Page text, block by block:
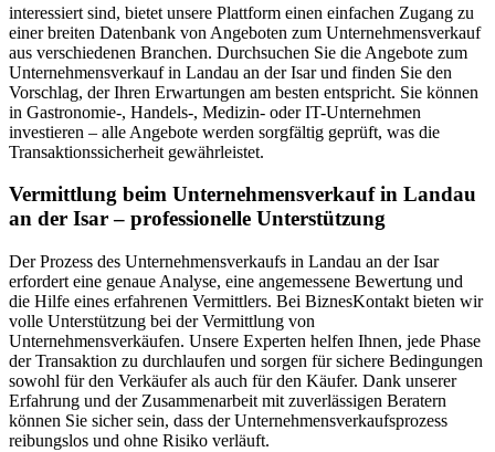
interessiert sind, bietet unsere Plattform einen einfachen Zugang zu
einer breiten Datenbank von Angeboten zum Unternehmensverkauf
aus verschiedenen Branchen. Durchsuchen Sie die Angebote zum
Unternehmensverkauf in Landau an der Isar und finden Sie den
Vorschlag, der Ihren Erwartungen am besten entspricht. Sie können
in Gastronomie-, Handels-, Medizin- oder IT-Unternehmen
investieren – alle Angebote werden sorgfältig geprüft, was die
Transaktionssicherheit gewährleistet.
Vermittlung beim Unternehmensverkauf in Landau
an der Isar – professionelle Unterstützung
Der Prozess des Unternehmensverkaufs in Landau an der Isar
erfordert eine genaue Analyse, eine angemessene Bewertung und
die Hilfe eines erfahrenen Vermittlers. Bei BiznesKontakt bieten wir
volle Unterstützung bei der Vermittlung von
Unternehmensverkäufen. Unsere Experten helfen Ihnen, jede Phase
der Transaktion zu durchlaufen und sorgen für sichere Bedingungen
sowohl für den Verkäufer als auch für den Käufer. Dank unserer
Erfahrung und der Zusammenarbeit mit zuverlässigen Beratern
können Sie sicher sein, dass der Unternehmensverkaufsprozess
reibungslos und ohne Risiko verläuft.